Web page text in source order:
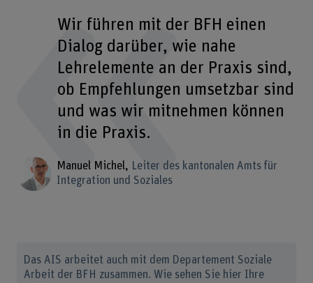
Wir führen mit der BFH einen
Dialog darüber, wie nahe
Lehrelemente an der Praxis sind,
ob Empfehlungen umsetzbar sind
und was wir mitnehmen können
in die Praxis.
Manuel Michel
Leiter des kantonalen Amts für
Integration und Soziales
Das AIS arbeitet auch mit dem Departement Soziale
Arbeit der BFH zusammen. Wie sehen Sie hier Ihre